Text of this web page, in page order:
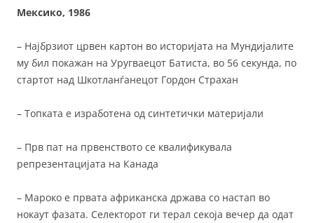
Мексико, 1986
– Најбрзиот црвен картон во историјата на Мундијалите
му бил покажан на Уругваецот Батиста, во 56 секунда, по
стартот над Шкотланѓанецот Гордон Страхан
– Топката е изработена од синтетички материјали
– Прв пат на првенството се квалификувала
репрезентацијата на Канада
– Мароко е првата африканска држава со настап во
нокаут фазата. Селекторот ги терал секоја вечер да одат